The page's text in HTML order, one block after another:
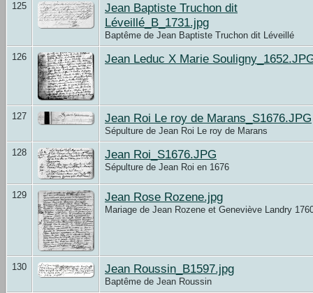
125
Jean Baptiste Truchon dit
Léveillé_B_1731.jpg
Baptême de Jean Baptiste Truchon dit Léveillé
126 Jean Leduc X Marie
127 Jean Roi Le roy de Marans_S1676.JPG
Sépulture de Jean Roi Le roy de Marans
128 Jean Roi_S1676.JPG
Sépulture de Jean Roi en 1676
129 Jean Rose Rozene.jpg
Mariage de Jean Rozene et Geneviève Landry
130 Jean Roussin_B1597.jpg
Baptême de Jean Roussin